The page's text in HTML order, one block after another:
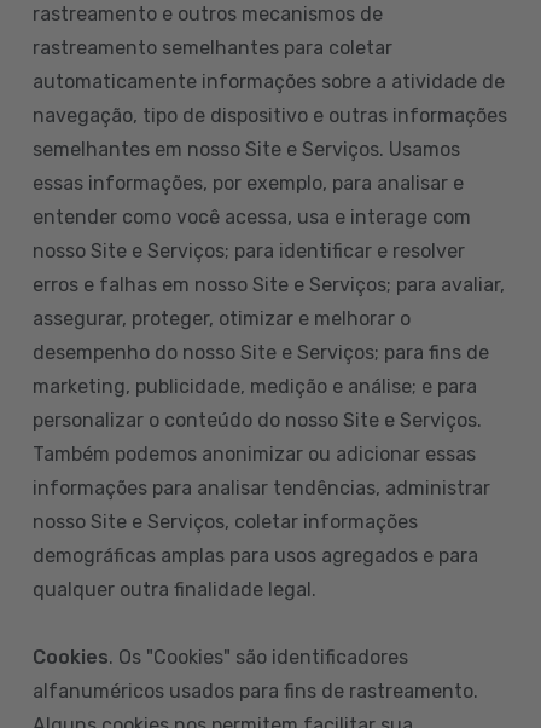
rastreamento e outros mecanismos de
rastreamento semelhantes para coletar
automaticamente informações sobre a atividade de
navegação, tipo de dispositivo e outras informações
semelhantes em nosso Site e Serviços. Usamos
essas informações, por exemplo, para analisar e
entender como você acessa, usa e interage com
nosso Site e Serviços; para identificar e resolver
erros e falhas em nosso Site e Serviços; para avaliar,
assegurar, proteger, otimizar e melhorar o
desempenho do nosso Site e Serviços; para fins de
marketing, publicidade, medição e análise; e para
personalizar o conteúdo do nosso Site e Serviços.
Também podemos anonimizar ou adicionar essas
informações para analisar tendências, administrar
nosso Site e Serviços, coletar informações
demográficas amplas para usos agregados e para
qualquer outra finalidade legal.
Cookies. Os "Cookies" são identificadores
alfanuméricos usados para fins de rastreamento.